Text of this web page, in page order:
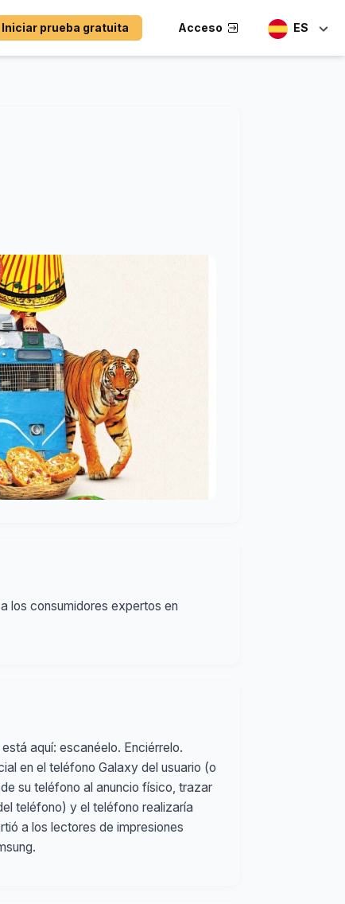
Iniciar prueba gratuita Acceso ES
los consumidores expertos en
aquí: escanéelo. Enciérrelo.
en el teléfono Galaxy del usuario (o
su teléfono al anuncio físico, trazar
teléfono) y el teléfono realizaría
a los lectores de impresiones